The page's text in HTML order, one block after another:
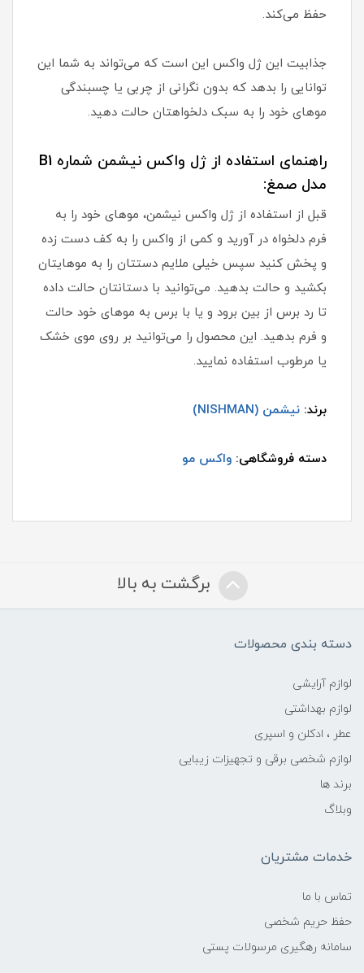
حفظ می‌کند.
جذابیت این ژل واکس این است که می‌تواند به شما این
توانایی را بدهد که بدون نگرانی از چربی یا چسبندگی
موهای خود را به سبک دلخواهتان حالت دهید.
راهنمای استفاده از ژل واکس نیشمن شماره B1
مدل صمغ:
قبل از استفاده از ژل واکس نیشمن، موهای خود را به
فرم دلخواه در آورید و کمی از واکس را به کف دست زده
و پخش کنید سپس خیلی ملایم دستتان را به موهایتان
بکشید و حالت بدهید. می‌توانید با دستانتان حالت داده
تا رد برس از بین برود و یا با برس به موهای خود حالت
و فرم بدهید. این محصول را می‌توانید بر روی موی خشک
یا مرطوب استفاده نمایید.
برند: نیشمن (NISHMAN)
دسته فروشگاهی: واکس مو
برگشت به بالا
دسته بندی محصولات
لوازم آرایشی
لوازم بهداشتی
عطر ، ادکلن و اسپری
لوازم شخصی برقی و تجهیزات زیبایی
برند ها
وبلاگ
خدمات مشتریان
تماس با ما
حفظ حریم شخصی
سامانه رهگیری مرسولات پستی